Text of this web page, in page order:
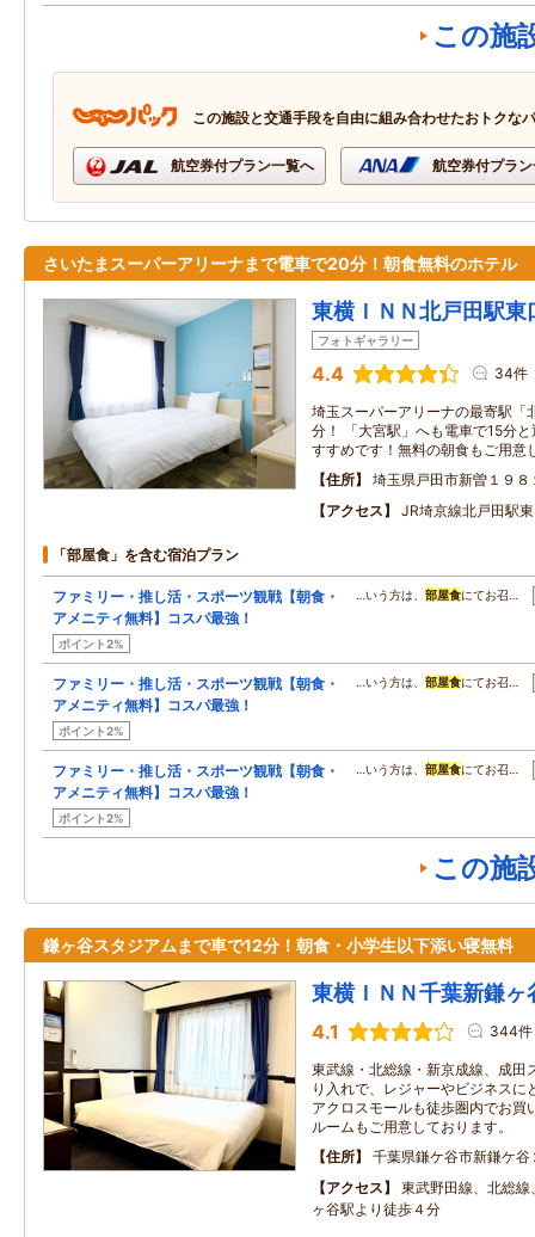
この施
この施設と交通手段を自由に組み合わせたおトクな
航空券付プラン一覧へ 航空券付プラ
さいたまスーパーアリーナまで電車で20分！朝食無料のホテル
東横ＩＮＮ北戸田駅東
フォトギャラリー
4.4 34件
埼玉スーパーアリーナの最寄駅「
分！ 「大宮駅」へも電車で15分
すすめです！無料の朝食もご用意
住所
埼玉県戸田市新曽１９８
アクセス
JR埼京線北戸田駅
「部屋食」を含む宿泊プラン
ファミリー・推し活・スポーツ観戦【朝食・
アメニティ無料】コスパ最強！
ポイント2%
…いう方は、 部屋食にてお召…
ファミリー・推し活・スポーツ観戦【朝食・
アメニティ無料】コスパ最強！
ポイント2%
…いう方は、 部屋食にてお召…
ファミリー・推し活・スポーツ観戦【朝食・
アメニティ無料】コスパ最強！
ポイント2%
…いう方は、 部屋食にてお召…
この施
鎌ヶ谷スタジアムまで車で12分！朝食・小学生以下添い寝無料
東横ＩＮＮ千葉新鎌ヶ
4.1 344件
東武線・北総線・新京成線、成田
り入れで、レジャーやビジネスに
アクロスモールも徒歩圏内でお買
ルームもご用意しております。
住所
千葉県鎌ケ谷市新鎌ケ谷
アクセス
東武野田線、北総
ヶ谷駅より徒歩４分